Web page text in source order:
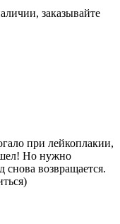
заказывайте
при лейкоплакии,
Но нужно
снова возвращается.